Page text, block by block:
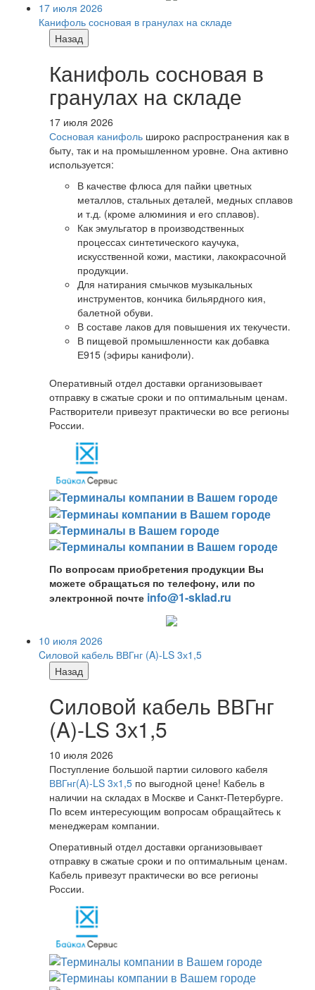
17 июля 2026
Канифоль сосновая в гранулах на складе
Назад
Канифоль сосновая в
гранулах на складе
17 июля 2026
Сосновая канифоль широко распространения как в
быту, так и на промышленном уровне. Она активно
используется:
В качестве флюса для пайки цветных
металлов, стальных деталей, медных сплавов
и т.д. (кроме алюминия и его сплавов).
Как эмульгатор в производственных
процессах синтетического каучука,
искусственной кожи, мастики, лакокрасочной
продукции.
Для натирания смычков музыкальных
инструментов, кончика бильярдного кия,
балетной обуви.
В составе лаков для повышения их текучести.
В пищевой промышленности как добавка
Е915 (эфиры канифоли).
Оперативный отдел доставки организовывает
отправку в сжатые сроки и по оптимальным ценам.
Растворители привезут практически во все регионы
России.
По вопросам приобретения продукции Вы
можете обращаться по телефону, или по
электронной почте info@1-sklad.ru
10 июля 2026
Cиловой кабель ВВГнг (A)-LS 3х1,5
Назад
Cиловой кабель ВВГнг
(A)-LS 3х1,5
10 июля 2026
Поступление большой партии силового кабеля
ВВГнг(A)-LS 3х1,5 по выгодной цене! Кабель в
наличии на складах в Москве и Санкт-Петербурге.
По всем интересующим вопросам обращайтесь к
менеджерам компании.
Оперативный отдел доставки организовывает
отправку в сжатые сроки и по оптимальным ценам.
Кабель привезут практически во все регионы
России.